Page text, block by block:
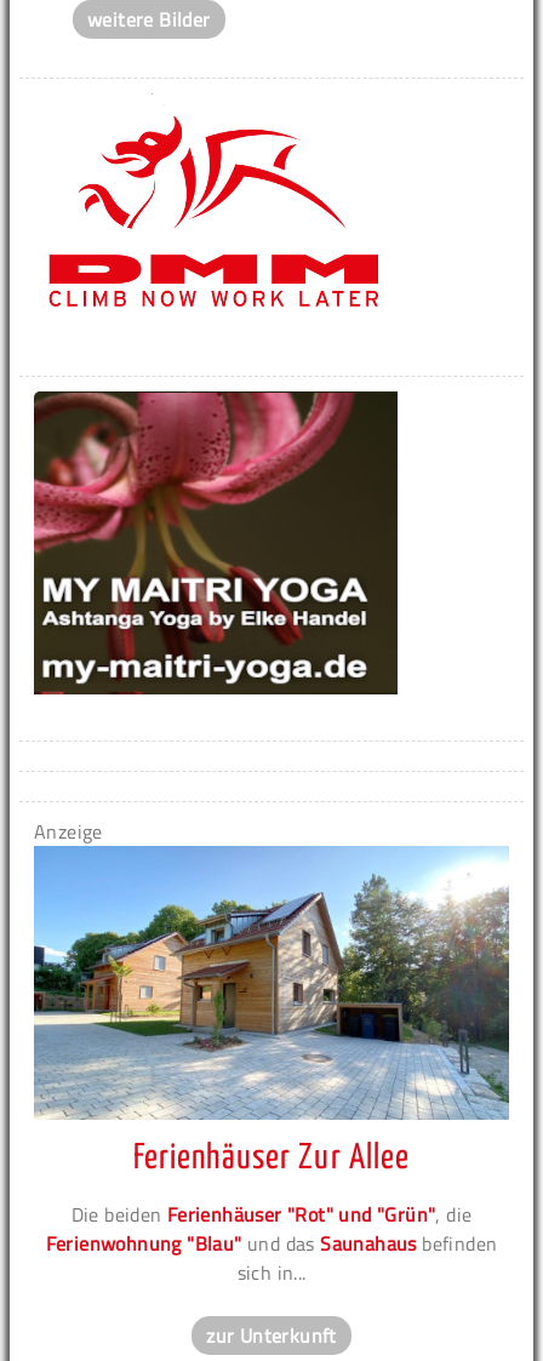
weitere Bilder
Anzeige
Ferienhäuser Zur Allee
Die beiden Ferienhäuser "Rot" und "Grün", die
Ferienwohnung "Blau" und dasSaunahausbefinden
sich in...
zur Unterkunft